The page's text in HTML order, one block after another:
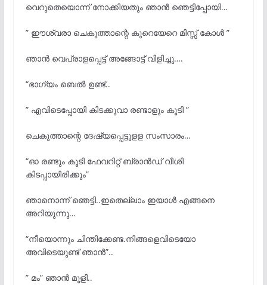
വെറുതെയൊന്ന് നോക്കിയതും ഞാൻ ഞെട്ടിപ്പോയി…
” ഈശ്വരാ ചെകുത്താന്റെ കുറെയേറെ മിസ്സ് കോൾ ”
ഞാൻ വെപ്രാളപ്പെട്ട് അങ്ങോട്ട് വിളിച്ചു….
“ഭാഗ്യം ബെൽ ഉണ്ട്..
” എവിടെപ്പോയി കിടക്കുവാ രണ്ടാളും കൂടി ”
ചെകുത്താന്റെ ദേഷ്യപ്പെട്ടുളള സംസാരം…
“ഓ രണ്ടും കൂടി ഫേവറിറ്റ് ബ്രാൻഡ് വീശി
കിടപ്പായിരിക്കും”
ഞാനൊന്ന് ഞെട്ടി..ഇതെല്ലാം ഇയാൾ എങ്ങനെ
അറിയുന്നു…
“നീയൊന്നും ചിന്തിക്കേണ്ട.നിങ്ങളെവിടെയോ
അവിടെയുണ്ട് ഞാൻ”..
” മം” ഞാൻ മൂളി..